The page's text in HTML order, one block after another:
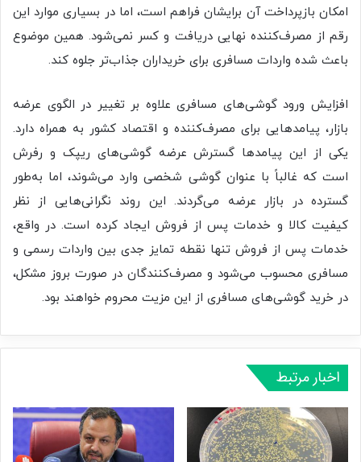
امکان بازپرداخت آن برایشان فراهم است، اما در بسیاری موارد این
رقم از مصرف‌کننده نهایی دریافت و کسر نمی‌شود. همین موضوع
باعث شده واردات مسافری برای خریداران جذاب‌تر جلوه کند.
افزایش ورود گوشی‌های مسافری علاوه بر تغییر در الگوی عرضه
بازار، پیامدهایی برای مصرف‌کننده و اقتصاد کشور به همراه دارد.
یکی از این پیامدها گسترش عرضه گوشی‌های ریپک و رفرش
است که غالباً با عنوان گوشی شخصی وارد می‌شوند، اما به‌طور
گسترده در بازار عرضه می‌گردند. این روند نگرانی‌هایی از نظر
کیفیت کالا و خدمات پس از فروش ایجاد کرده است. در واقع،
خدمات پس از فروش تنها نقطه تمایز جدی بین واردات رسمی و
مسافری محسوب می‌شود و مصرف‌کنندگان در صورت بروز مشکل،
در خرید گوشی‌های مسافری از این مزیت محروم خواهند بود.
اخبار مرتبط